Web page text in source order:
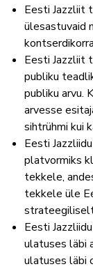
Eesti Jazzliit
ülesastuvaid
Eesti Jazzliit
publiku
publiku arvu.
arvesse
sihtrühmi kui
Eesti
platvormiks
tekkele,
tekkele üle
Eesti
ulatuses läbi
ulatuses läbi